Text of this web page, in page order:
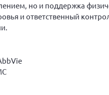
край
край
область
но и поддержка
и ответственный